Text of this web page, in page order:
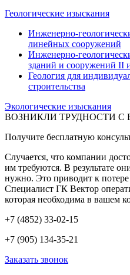
Геологические изыскания
Инженерно-
линейных сооружений
Инженерно-
зданий и сооружений II
Геология для
строительства
Экологические изыскания
ВОЗНИКЛИ ТРУДНОСТИ С
Получите бесплатную
Случается, что компании
им требуются. В результате
нужно. Это приводит к потере
Специалист ГК Вектор
которая необходима в вашем
+7 (4852) 33-02-15
+7 (905) 134-35-21
Заказать звонок